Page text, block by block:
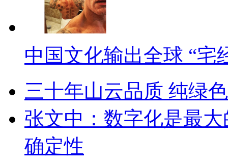
中国文化输出全球 “宅
三十年山云品质 纯绿
张文中：数字化是最
确定性